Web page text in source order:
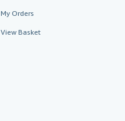
My Orders
View Basket